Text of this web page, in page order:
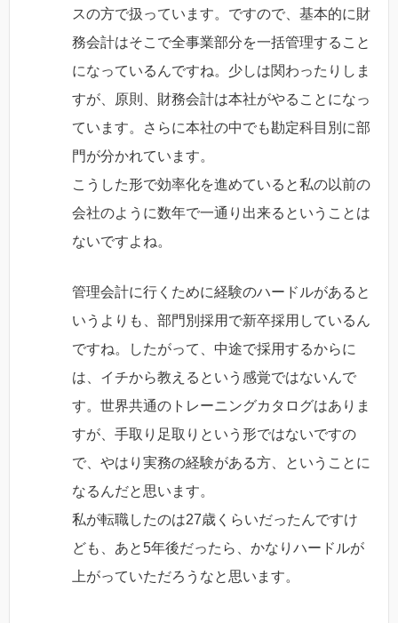
スの方で扱っています。ですので、基本的に財
務会計はそこで全事業部分を一括管理すること
になっているんですね。少しは関わったりしま
すが、原則、財務会計は本社がやることになっ
ています。さらに本社の中でも勘定科目別に部
門が分かれています。
こうした形で効率化を進めていると私の以前の
会社のように数年で一通り出来るということは
ないですよね。
管理会計に行くために経験のハードルがあると
いうよりも、部門別採用で新卒採用しているん
ですね。したがって、中途で採用するからに
は、イチから教えるという感覚ではないんで
す。世界共通のトレーニングカタログはありま
すが、手取り足取りという形ではないですの
で、やはり実務の経験がある方、ということに
なるんだと思います。
私が転職したのは27歳くらいだったんですけ
ども、あと5年後だったら、かなりハードルが
上がっていただろうなと思います。